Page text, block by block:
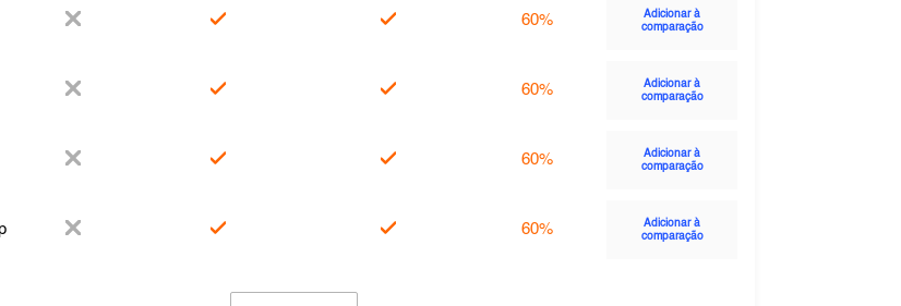
60%
Adicionar à
comparação
60%
Adicionar à
comparação
60%
Adicionar à
comparação
60%
Adicionar à
comparação